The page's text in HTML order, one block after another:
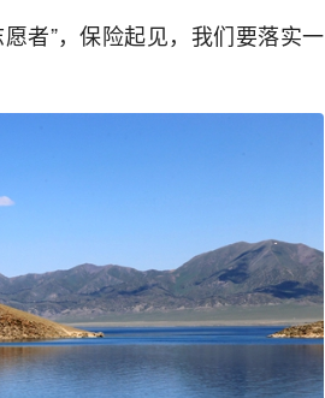
者”，保险起见，我们要落实一